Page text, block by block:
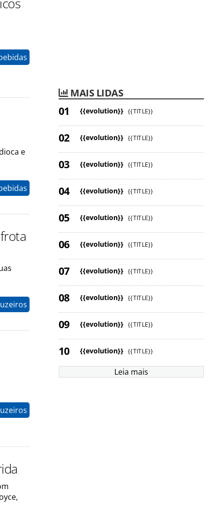
e
MAIS LIDAS
{{evolution}} {{TITLE}}
{{evolution}} {{TITLE}}
{{evolution}} {{TITLE}}
{{evolution}} {{TITLE}}
{{evolution}} {{TITLE}}
{{evolution}} {{TITLE}}
{{evolution}} {{TITLE}}
{{evolution}} {{TITLE}}
{{evolution}} {{TITLE}}
{{evolution}} {{TITLE}}
Leia mais